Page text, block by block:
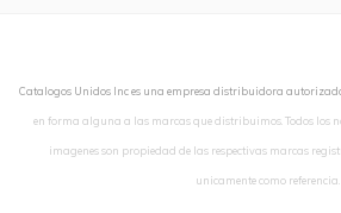
Catalogos Unidos Inc es una empresa distribuidora
en forma alguna a las marcas que distribuimos. Todos los
imagenes son propiedad de las respectivas marcas
unicamente como referencia.